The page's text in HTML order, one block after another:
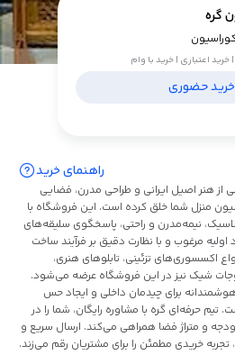
گره
خرید اعتباری | خرید با وام
خرید حضوری
راهنمای خرید
از هنر اصیل ایرانی و طراحی مدرن، فضایی
منزل شما خلق کرده است. این فروشگاه با
نیمه‌مدرن و راحتی، پاسخگوی سلیقه‌های
مرغوب و با نظارت دقیق بر فرآیند ساخت
اکسسوری‌های تزئینی، تابلوهای هنری،
شیک نیز در این فروشگاه عرضه می‌شود.
هوشمندانه برای چیدمان داخلی و ایجاد حس
حرفه‌ای گره با مشاوره رایگان، شما را در
و متراژ فضا همراهی می‌کند. ارسال سریع و
خریدی مطمئن را برای مشتریان رقم می‌زند.